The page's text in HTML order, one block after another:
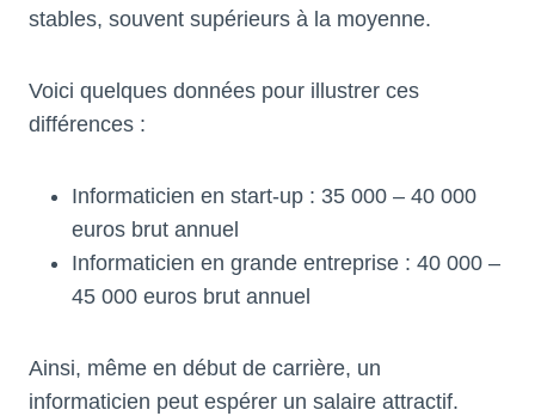
stables, souvent supérieurs à la moyenne.
Voici quelques données pour illustrer ces
différences :
Informaticien en start-up : 35 000 – 40 000
euros brut annuel
Informaticien en grande entreprise : 40 000 –
45 000 euros brut annuel
Ainsi, même en début de carrière, un
informaticien peut espérer un salaire attractif.